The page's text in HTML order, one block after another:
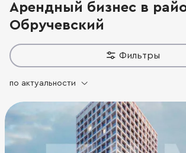
Арендный бизнес в
Обручевский
Фильтры
по актуальности